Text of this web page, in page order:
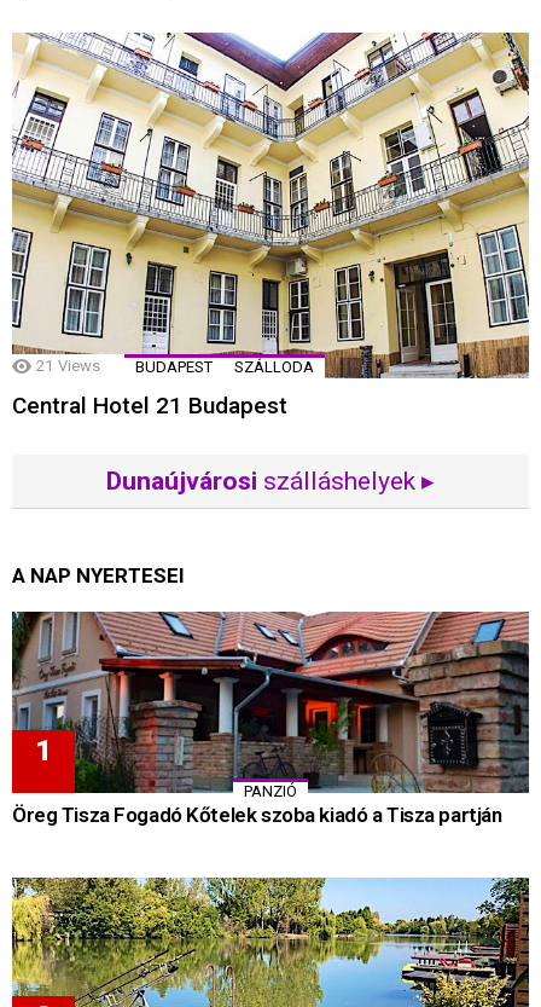
21 Views BUDAPEST SZÁLLODA
Central Hotel 21 Budapest
Dunaújvárosi szálláshelyek ▸
A NAP NYERTESEI
PANZIÓ
Öreg Tisza Fogadó Kőtelek szoba kiadó a Tisza partján